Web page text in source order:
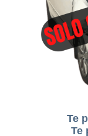
Te
Te